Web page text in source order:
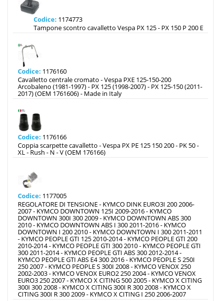
Codice: 1174773
Tampone scontro cavalletto Vespa PX 125 - PX 150 P 200 E
Codice: 1176160
Cavalletto centrale cromato - Vespa PXE 125-150-200
Arcobaleno (1981-1997) - PX 125 (1998-2007) - PX 125-150 (2011-
2017) (OEM 1761606) - Made in Italy
Codice: 1176166
Coppia scarpette cavalletto - Vespa PX PE 125 150 200 - PK 50 -
XL - Rush - N - V (OEM 176166)
Codice: 1177005
REGOLATORE DI TENSIONE - KYMCO DINK EURO3I 200 2006-
2007 - KYMCO DOWNTOWN 125I 2009-2016 - KYMCO
DOWNTOWN 300I 300 2009 - KYMCO DOWNTOWN ABS 300
2010 - KYMCO DOWNTOWN ABS I 300 2011-2016 - KYMCO
DOWNTOWN I 200 2010 - KYMCO DOWNTOWN I 300 2011-2011
- KYMCO PEOPLE GTI 125 2010-2014 - KYMCO PEOPLE GTI 200
2010-2014 - KYMCO PEOPLE GTI 300 2010 - KYMCO PEOPLE GTI
300 2011-2014 - KYMCO PEOPLE GTI ABS 300 2012-2014 -
KYMCO PEOPLE GTI ABS E4 300 2016 - KYMCO PEOPLE S 250I
250 2007 - KYMCO PEOPLE S 300I 2008 - KYMCO VENOX 250
2002-2003 - KYMCO VENOX EURO2 250 2004 - KYMCO VENOX
EURO3 250 2007 - KYMCO X CITING 500 2005 - KYMCO X CITING
300I 300 2008 - KYMCO X CITING 300I R 300 2008 - KYMCO X
CITING 300I R 300 2009 - KYMCO X CITING I 250 2006-2007